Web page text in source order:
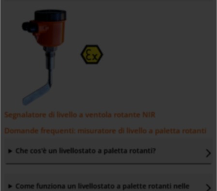
Segnalatore di livello a ventola rotante NIR
Domande frequenti: misuratore di livello a paletta rotanti
Che cos'è un livellostato a paletta rotanti?
Come funziona un livellostato a palette rotanti nelle